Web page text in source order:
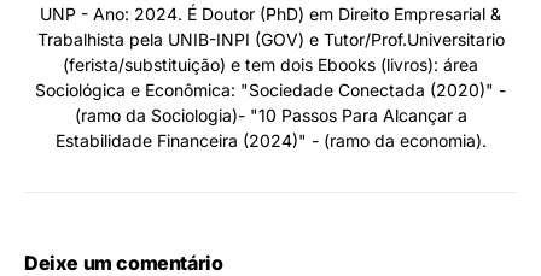
UNP - Ano: 2024. É Doutor (PhD) em Direito Empresarial &
Trabalhista pela UNIB-INPI (GOV) e Tutor/Prof.Universitario
(ferista/substituição) e tem dois Ebooks (livros): área
Sociológica e Econômica: "Sociedade Conectada (2020)" -
(ramo da Sociologia)- "10 Passos Para Alcançar a
Estabilidade Financeira (2024)" - (ramo da economia).
Deixe um comentário